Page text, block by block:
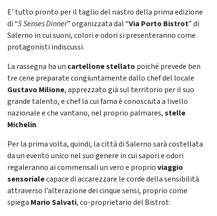
E’ tutto pronto per il taglio del nastro della prima edizione
di “5 Senses Dinner” organizzata dal “Via Porto Bistrot” di
Salerno in cui suoni, colori e odori si presenteranno come
protagonisti indiscussi.
La rassegna ha un cartellone stellato poiché prevede ben
tre cene preparate congiuntamente dallo chef del locale
Gustavo Milione, apprezzato già sul territorio per il suo
grande talento, e chef la cui fama è conosciuta a livello
nazionale e che vantano, nel proprio palmares,stelle
Michelin.
Per la prima volta, quindi, la città di Salerno sarà costellata
da un evento unico nel suo genere in cui sapori e odori
regaleranno ai commensali un vero e proprioviaggio
sensorialecapace di accarezzare le corde della sensibilità
attraverso l’alterazione dei cinque sensi, proprio come
spiega Mario Salvati, co-proprietario del Bistrot: